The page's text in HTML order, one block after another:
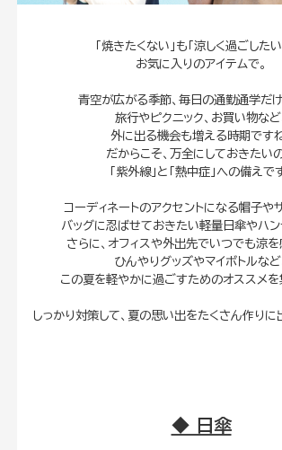
「焼きたくない」も「涼しく過ごしたい
お気に入りのアイテムで。
青空が広がる季節、毎日の通勤通学だけ
旅行やピクニック、お買い物など、
外に出る機会も増える時期ですね
だからこそ、万全にしておきたい
「紫外線」と「熱中症」への備えで
コーディネートのアクセントになる帽子や
バッグに忍ばせておきたい軽量日傘やハン
さらに、オフィスや外出先でいつでも涼
ひんやりグッズやマイボトルなど、
この夏を軽やかに過ごすためのオススメを
しっかり対策して、夏の思い出をたくさん作り
◆ 日傘